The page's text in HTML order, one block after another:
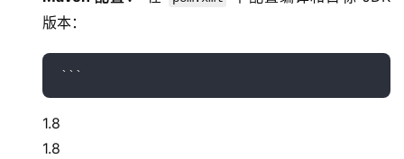
版本：
1.8
1.8